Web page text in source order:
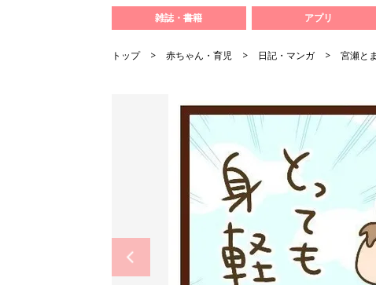
雑誌・書籍 アプリ
トップ 赤ちゃん・育児 日記・マンガ 宮瀬と